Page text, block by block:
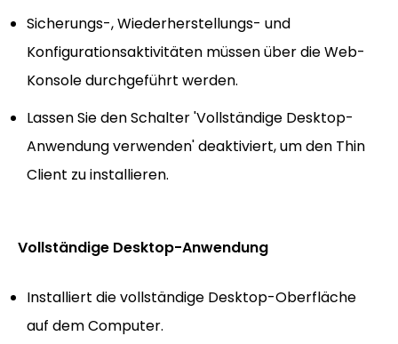
Sicherungs-, Wiederherstellungs- und
Konfigurationsaktivitäten müssen über die Web-
Konsole durchgeführt werden.
Lassen Sie den Schalter 'Vollständige Desktop-
Anwendung verwenden' deaktiviert, um den Thin
Client zu installieren.
Vollständige Desktop-Anwendung
Installiert die vollständige Desktop-Oberfläche
auf dem Computer.